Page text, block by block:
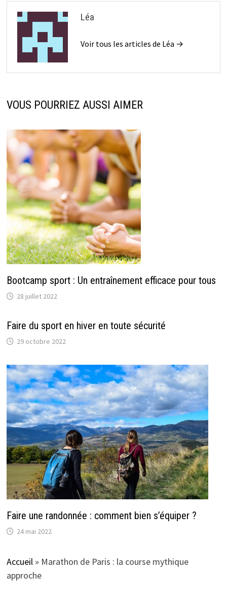
Léa
Voir tous les articles de Léa →
VOUS POURRIEZ AUSSI AIMER
Bootcamp sport : Un entraînement efficace pour tous
28 juillet 2022
Faire du sport en hiver en toute sécurité
29 octobre 2022
Faire une randonnée : comment bien s’équiper ?
24 mai 2022
Accueil » Marathon de Paris : la course mythique
approche